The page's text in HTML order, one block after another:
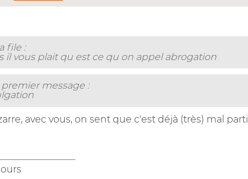
file :
il vous plait qu est ce qu on appel abrogation
premier message :
avec vous, on sent que c'est déjà (très) mal parti...